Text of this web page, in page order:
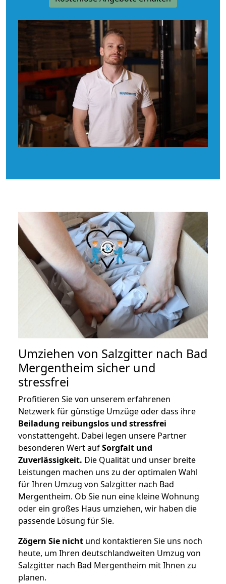
Umziehen von Salzgitter nach Bad
Mergentheim sicher und
stressfrei
Profitieren Sie von unserem erfahrenen
Netzwerk für günstige Umzüge oder dass ihre
Beiladung reibungslos und stressfrei
vonstattengeht. Dabei legen unsere Partner
besonderen Wert aufSorgfalt und
Zuverlässigkeit. Die Qualität und unser breite
Leistungen machen uns zu der optimalen Wahl
für Ihren Umzug von Salzgitter nach Bad
Mergentheim. Ob Sie nun eine kleine Wohnung
oder ein großes Haus umziehen, wir haben die
passende Lösung für Sie.
Zögern Sie nicht und kontaktieren Sie uns noch
heute, um Ihren deutschlandweiten Umzug von
Salzgitter nach Bad Mergentheim mit Ihnen zu
planen.